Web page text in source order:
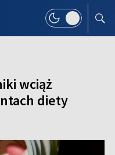
wciąż
diety